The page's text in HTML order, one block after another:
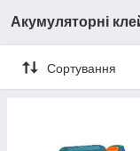
Акумуляторні
Сортування